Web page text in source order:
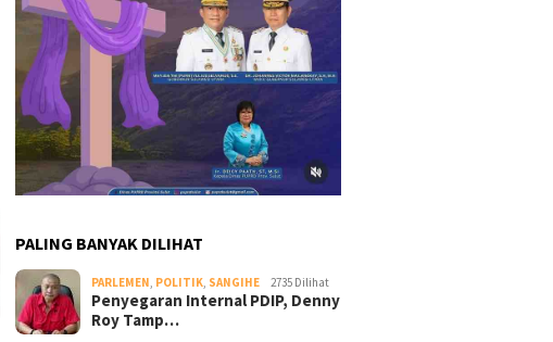
PALING BANYAK DILIHAT
PARLEMEN, POLITIK, SANGIHE 2735 Dilihat
Penyegaran Internal PDIP, Denny
Roy Tamp…